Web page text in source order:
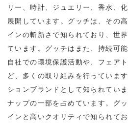
リー、時計、ジュエリー、香水、
展開しています。グッチは、その
インの斬新さで知られており、世
ています。グッチはまた、持続可
自社での環境保護活動や、フェア
ど、多くの取り組みを行っています
ションブランドとして知られてい
ナップの一部を占めています。グ
インと高いクオリティで知られて